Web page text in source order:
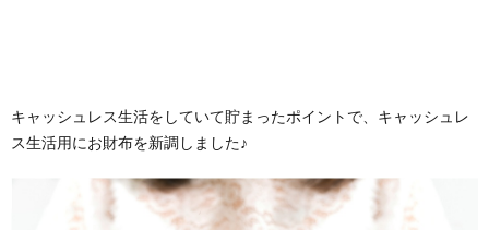
キャッシュレス生活をしていて貯まったポイントで、キャッシュレ
ス生活用にお財布を新調しました♪